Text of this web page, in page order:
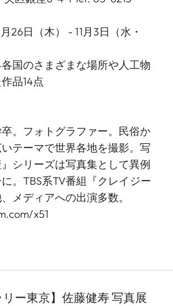
26日（木） - 11月3日（水・
国のさまざまな場所や人工物
品14点
。フォトグラファー。民俗か
テーマで世界各地を撮影。写
シリーズは写真集として異例
。TBS系TV番組『クレイジー
メディアへの出演多数。
x51
リー東京】佐藤健寿 写真展